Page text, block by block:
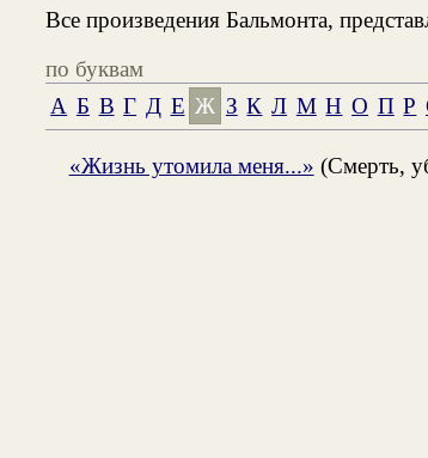
Все произведения Бальмонта,
по буквам
А Б В Г Д Е Ж З К Л М Н О П Р
«Жизнь утомила меня...» (Смерть,